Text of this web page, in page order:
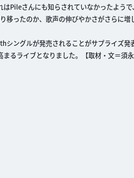
Pileさんにも知らされていなかったよう
ったのか、歌声の伸びやかさがさらに増
ングルが発売されることがサプライズ発
るライブとなりました。【取材・文＝須永